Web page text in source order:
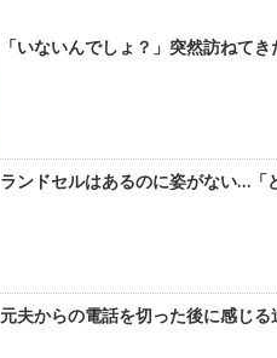
「いないんでしょ？」突然訪ねて
ランドセルはあるのに姿がない…「
元夫からの電話を切った後に感じ